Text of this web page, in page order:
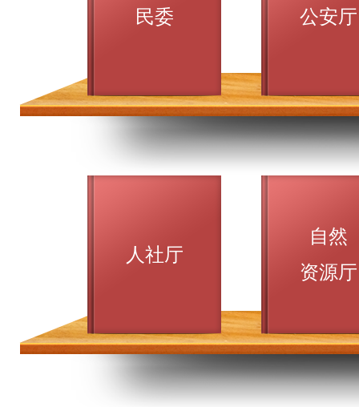
民委 公安厅
人社厅
自然
资源厅